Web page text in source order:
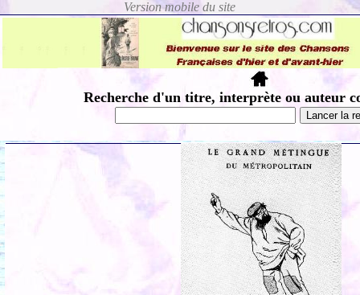
Recherche d'un titre, interprète ou auteur